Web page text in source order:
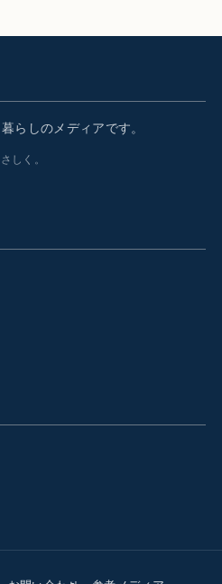
らしのメディアです。
しく。